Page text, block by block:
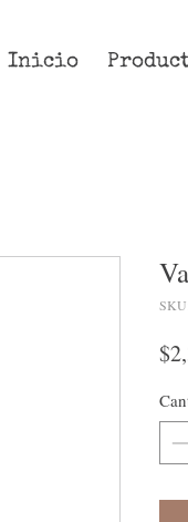
Inicio